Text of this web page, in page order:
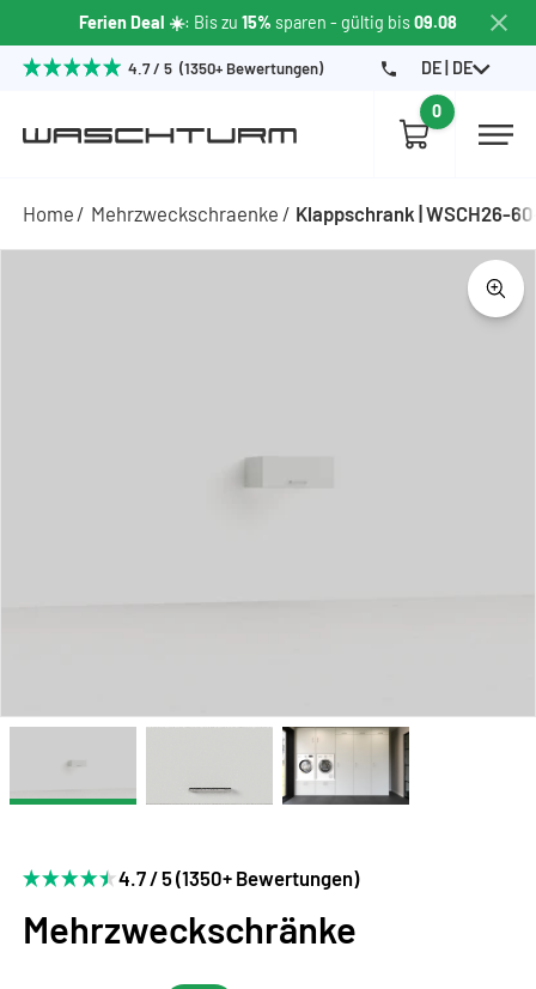
Ferien Deal ☀️: Bis zu 15% sparen - gültig bis09.08
4.7 / 5 (1350+ Bewertungen) DE | DE
0
Home Mehrzweckschraenke Klappschrank | WSCH26-
4.7 / 5 (1350+ Bewertungen)
Mehrzweckschränke